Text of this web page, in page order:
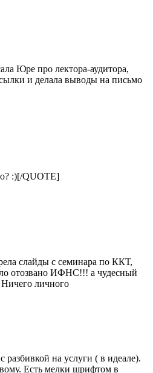
Юре про лектора-аудитора,
и делала выводы на письмо
:)[/QUOTE]
слайды с семинара по ККТ,
отозвано ИФНС!!! а чудесный
Ничего личного
на услуги ( в идеале).
Есть мелки шрифтом в